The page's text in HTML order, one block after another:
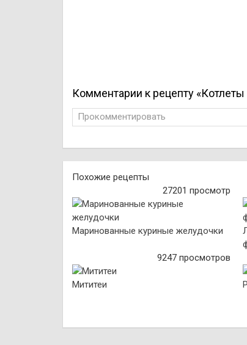
Комментарии к рецепту
Прокомментировать
Похожие рецепты
27201 просмотр
Маринованные куриные желудочки
9247 просмотров
Мититеи